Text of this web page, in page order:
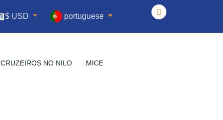
$ USD portuguese
CRUZEIROS NO NILO MICE